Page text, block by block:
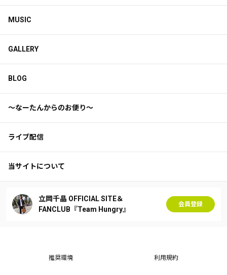
MUSIC
GALLERY
BLOG
〜なーたんからのお便り〜
ライブ配信
当サイトについて
立岡千晶 OFFICIAL SITE＆
FANCLUB『Team Hungry』
会員登録
推奨環境 利用規約